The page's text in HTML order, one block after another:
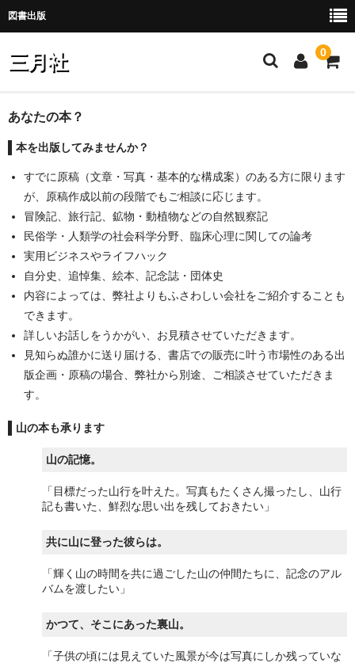
図書出版
三月社 0
ホーム
お問い合わせ
ご注文・お取引
カート
メンバー
会社案内
個人情報保護
訂正情報
出版一覧
あなたの本？
本を出版してみませんか？
すでに原稿（文章・写真・基本的な構成案）のある方に限ります
が、原稿作成以前の段階でもご相談に応じます。
冒険記、旅行記、鉱物・動植物などの自然観察記
民俗学・人類学の社会科学分野、臨床心理に関しての論考
実用ビジネスやライフハック
自分史、追悼集、絵本、記念誌・団体史
内容によっては、弊社よりもふさわしい会社をご紹介することも
できます。
詳しいお話しをうかがい、お見積させていただきます。
見知らぬ誰かに送り届ける、書店での販売に叶う市場性のある出
版企画・原稿の場合、弊社から別途、ご相談させていただきま
す。
山の本も承ります
山の記憶。
「目標だった山行を叶えた。写真もたくさん撮ったし、山行
記も書いた、鮮烈な思い出を残しておきたい」
共に山に登った彼らは。
「輝く山の時間を共に過ごした山の仲間たちに、記念のアル
バムを渡したい」
かつて、そこにあった裏山。
「子供の頃には見えていた風景が今は写真にしか残っていな